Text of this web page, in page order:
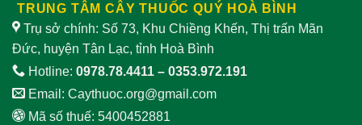
TRUNG TÂM CÂY THUỐC QUÝ HOÀ BÌNH
Trụ sở chính: Số 73, Khu Chiềng Khến, Thị trấn Mãn
Đức, huyện Tân Lạc, tỉnh Hoà Bình
Hotline: 0978.78.4411 – 0353.972.191
Email: Caythuoc.org@gmail.com
Mã số thuế: 5400452881